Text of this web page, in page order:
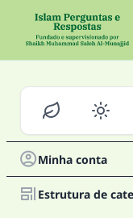
Minha conta
Estrutura de